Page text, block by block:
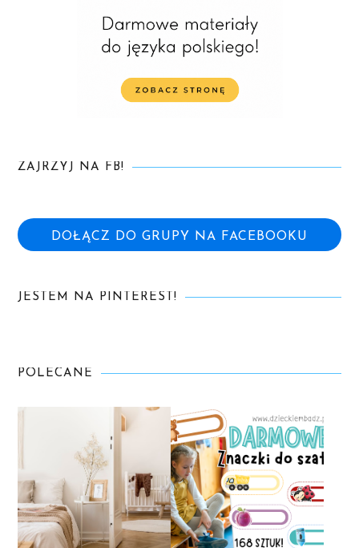
ZAJRZYJ NA FB!
DOŁĄCZ DO GRUPY NA FACEBOOKU
JESTEM NA PINTEREST!
POLECANE